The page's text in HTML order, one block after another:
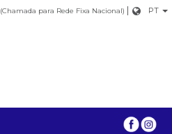
(Chamada para Rede Fixa Nacional) | PT